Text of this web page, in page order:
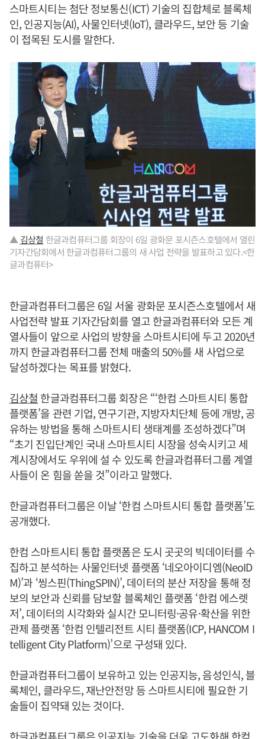
스마트시티는 첨단 정보통신(ICT) 기술의 집합체로 블록체
인, 인공지능(AI), 사물인터넷(IoT), 클라우드, 보안 등 기술
이 접목된 도시를 말한다.
▲ 김상철 한글과컴퓨터그룹 회장이 6일 광화문 포시즌스호텔에서 열린
기자간담회에서 한글과컴퓨터그룹의 새 사업 전략을 발표하고 있다.<한
글과컴퓨터>
한글과컴퓨터그룹은 6일 서울 광화문 포시즌스호텔에서 새
사업전략 발표 기자간담회를 열고 한글과컴퓨터와 모든 계
열사들이 앞으로 사업의 방향을 스마트시티에 두고 2020년
까지 한글과컴퓨터그룹 전체 매출의 50%를 새 사업으로
달성하겠다는 목표를 밝혔다.
김상철 한글과컴퓨터그룹 회장은 “‘한컴 스마트시티 통합
플랫폼’을 관련 기업, 연구기관, 지방자치단체 등에 개방, 공
유하는 방법을 통해 스마트시티 생태계를 조성하겠다”며
“초기 진입단계인 국내 스마트시티 시장을 성숙시키고 세
계시장에서도 우위에 설 수 있도록 한글과컴퓨터그룹 계열
사들이 온 힘을 쏟을 것”이라고 말했다.
한글과컴퓨터그룹은 이날 ‘한컴 스마트시티 통합 플랫폼’도
공개했다.
한컴 스마트시티 통합 플랫폼은 도시 곳곳의 빅데이터를 수
집하고 분석하는 사물인터넷 플랫폼 ‘네오아이디엠(NeoID
M)’과 ‘씽스핀(ThingSPIN)’, 데이터의 분산 저장을 통해 정
보의 보안과 신뢰를 담보할 블록체인 플랫폼 ‘한컴 에스렛
저’, 데이터의 시각화와 실시간 모니터링·공유·확산을 위한
관제 플랫폼 ‘한컴 인텔리전트 시티 플랫폼(ICP, HANCOM I
telligent City Platform)’으로 구성돼 있다.
한글과컴퓨터그룹이 보유하고 있는 인공지능, 음성인식, 블
록체인, 클라우드, 재난안전망 등 스마트시티에 필요한 기
술들이 집약돼 있는 것이다.
한글과컴퓨터그룹은 인공지능 기술을 더욱 고도화해 한컴